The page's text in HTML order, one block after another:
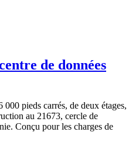
de données
pieds carrés, de deux étages,
au 21673, cercle de
Conçu pour les charges de